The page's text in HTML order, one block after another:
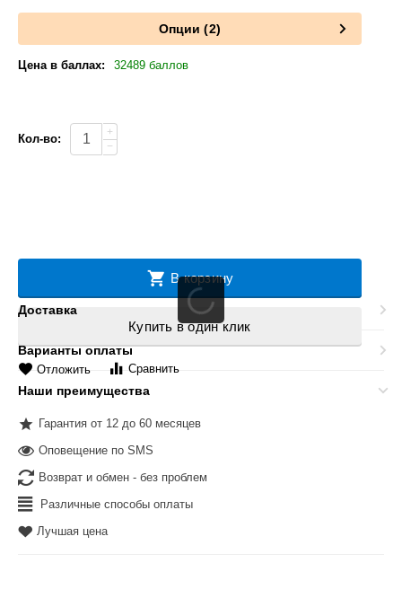
Опции (2)
Цена в баллах: 32489 баллов
Кол-во:
+
−
В корзину
Купить в один клик
Отложить Сравнить
Доставка
Варианты оплаты
Наши преимущества
Гарантия от 12 до 60 месяцев
Оповещение по SMS
Возврат и обмен - без проблем
Различные способы оплаты
Лучшая цена